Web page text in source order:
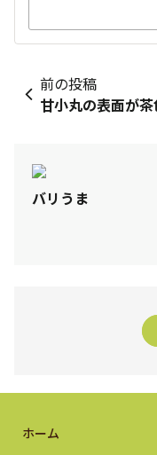
バリうま
前の投稿
ホーム